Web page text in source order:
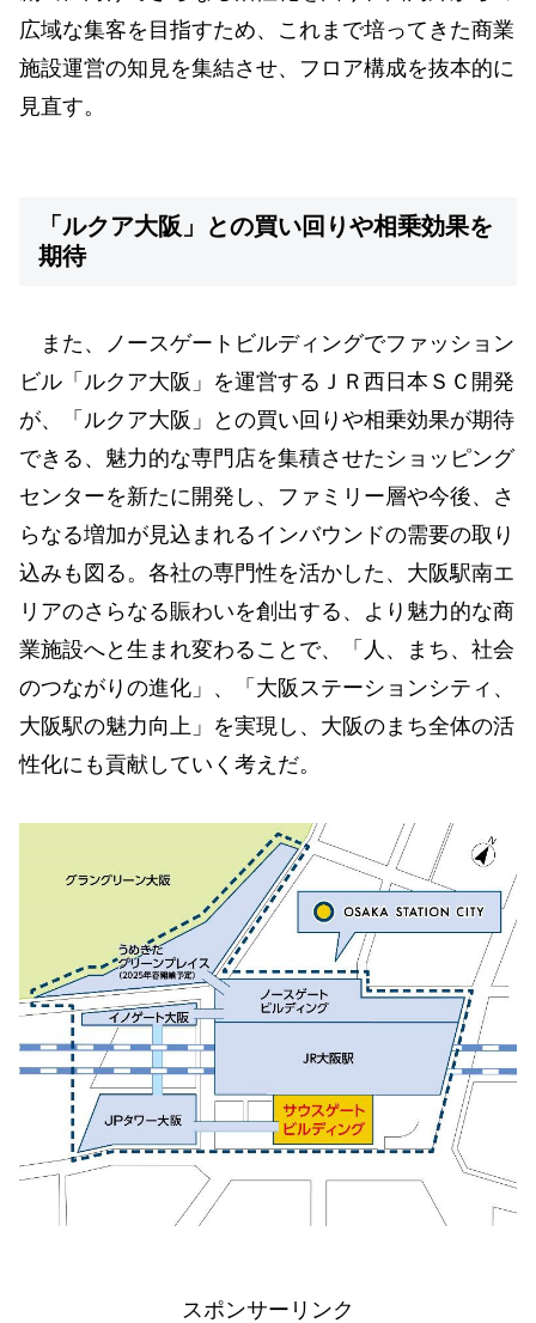
広域な集客を目指すため、これまで培ってきた商業
施設運営の知見を集結させ、フロア構成を抜本的に
見直す。
「ルクア大阪」との買い回りや相乗効果を
期待
また、ノースゲートビルディングでファッション
ビル「ルクア大阪」を運営するＪＲ西日本ＳＣ開発
が、「ルクア大阪」との買い回りや相乗効果が期待
できる、魅力的な専門店を集積させたショッピング
センターを新たに開発し、ファミリー層や今後、さ
らなる増加が見込まれるインバウンドの需要の取り
込みも図る。各社の専門性を活かした、大阪駅南エ
リアのさらなる賑わいを創出する、より魅力的な商
業施設へと生まれ変わることで、「人、まち、社会
のつながりの進化」、「大阪ステーションシティ、
大阪駅の魅力向上」を実現し、大阪のまち全体の活
性化にも貢献していく考えだ。
スポンサーリンク